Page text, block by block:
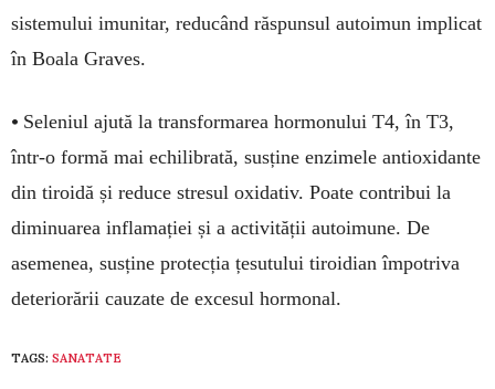
sistemului imunitar, reducând răspunsul autoimun implicat
în Boala Graves.
• Seleniul ajută la transformarea hormonului T4, în T3,
într-o formă mai echilibrată, susține enzimele antioxidante
din tiroidă și reduce stresul oxidativ. Poate contribui la
diminuarea inflamației și a activității autoimune. De
asemenea, susține protecția țesutului tiroidian împotriva
deteriorării cauzate de excesul hormonal.
TAGS: SANATATE